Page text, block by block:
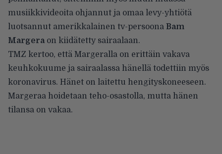
musiikkivideoita ohjannut ja omaa levy-yhtiötä
luotsannut amerikkalainen tv-persoona Bam
Margeraon kiidätetty sairaalaan.
TMZ kertoo, että Margeralla on erittäin vakava
keuhkokuume ja sairaalassa hänellä todettiin myös
koronavirus. Hänet on laitettu hengityskoneeseen.
Margeraa hoidetaan teho-osastolla, mutta hänen
tilansa on vakaa.